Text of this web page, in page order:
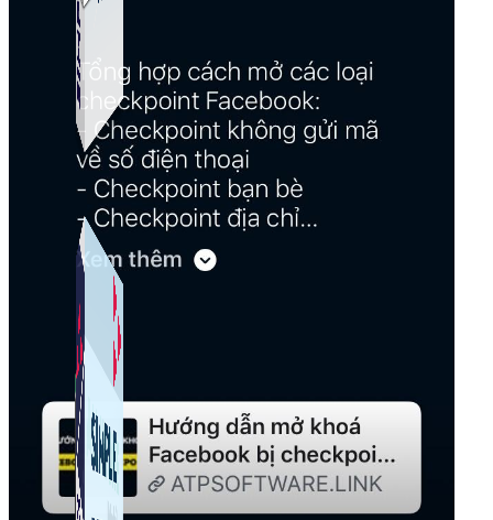
Simple Replay
App ghi hình tự động quy trình đóng gói hàng hoá
Shopee, Lazada, Tiktokshop
Simple Live
Phần mềm tạo kịch bản bình luận livestream Tiktok